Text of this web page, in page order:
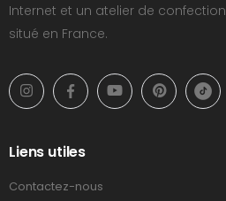
Internet et un atelier de confection
situé en France.
Liens utiles
Contactez-nous